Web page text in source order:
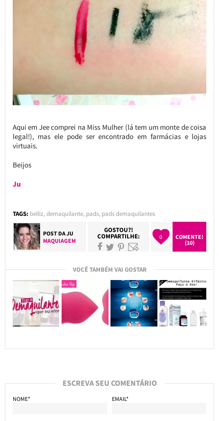
Aqui em Jee comprei na Miss Mulher (lá tem um monte de coisa
legal!), mas ele pode ser encontrado em farmácias e lojas
virtuais.
Beijos
Ju
TAGS: belliz,demaquilante, pads, pads demaquilantes
POST DAJU
MAQUIAGEM
GOSTOU?!
COMPARTILHE: 0
COMENTE!
(10)
VOCÊ TAMBÉM VAI GOSTAR
ESCREVA SEU COMENTÁRIO
NOME* EMAIL*